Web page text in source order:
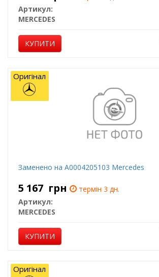
Артикул:
MERCEDES
КУПИТИ
Заменено на A0004205103 Mercedes
5 167 грн
термін 3 дн.
Артикул:
MERCEDES
КУПИТИ
Оригінал
Оригінал